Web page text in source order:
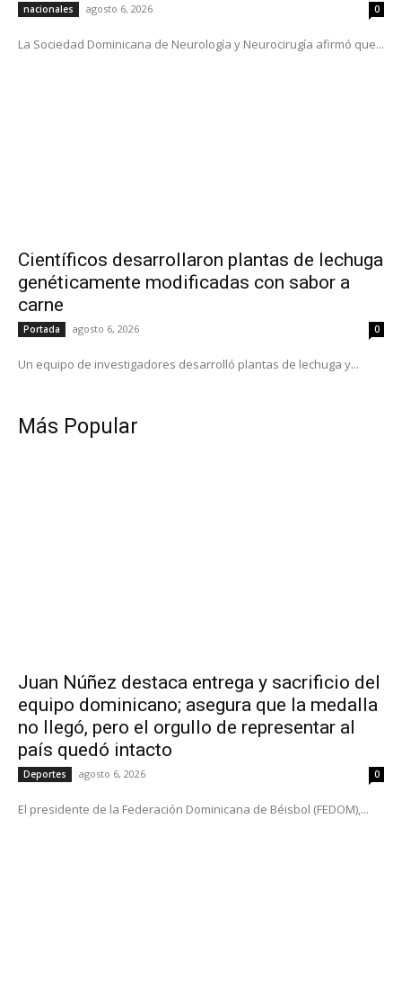
nacionales agosto 6, 2026 0
La Sociedad Dominicana de Neurología y Neurocirugía afirmó que...
Científicos desarrollaron plantas de lechuga
genéticamente modificadas con sabor a
carne
Portada agosto 6, 2026 0
Un equipo de investigadores desarrolló plantas de lechuga y...
Más Popular
Juan Núñez destaca entrega y sacrificio del
equipo dominicano; asegura que la medalla
no llegó, pero el orgullo de representar al
país quedó intacto
Deportes agosto 6, 2026 0
El presidente de la Federación Dominicana de Béisbol (FEDOM),...